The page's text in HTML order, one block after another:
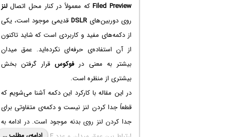
Filed Previewکه معمولاً در کنار محل اتصاللنز
روی دوربین‌هایDSLR قدیمی موجود است، یکی
از دکمه‌های مفید و کاربردی است که شاید تاکنون
از آن استفاده‌ی حرفه‌ای نکرده‌اید. عمق میدان
بیشتر به معنی درفوکوسقرار گرفتن بخش
بیشتری از منظره است.
در این مقاله با کارکرد این دکمه آشنا می‌شویم که
قطعاً جدا کردن لنز نیست و دکمه‌ی متفاوتی برای
جدا کردن لنز روی بدنه موجود است. در ادامه به